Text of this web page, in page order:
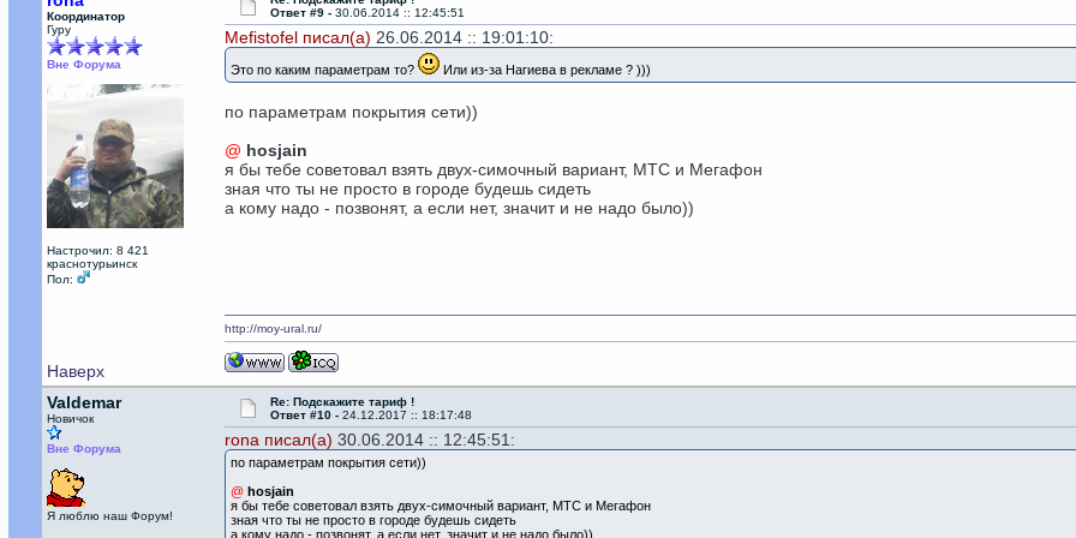
Координатор
Гуру
Вне Форума
Настрочил: 8 421
краснотурьинск
Пол:
Ответ #9 - 30.06.2014 :: 12:45:51
Mefistofel писал(а) 26.06.2014 :: 19:01:10:
Это по каким параметрам то? Или из-за Нагиева в рекламе ? )))
по параметрам покрытия сети))
@ hosjain
я бы тебе советовал взять двух-симочный вариант, МТС и Мегафон
зная что ты не просто в городе будешь сидеть
а кому надо - позвонят, а если нет, значит и не надо было))
Наверх
http://moy-ural.ru/
Valdemar
Новичок
Вне Форума
Я люблю наш Форум!
Re: Подскажите тариф !
Ответ #10 - 24.12.2017 :: 18:17:48
rona писал(а) 30.06.2014 :: 12:45:51:
по параметрам покрытия сети))
@ hosjain
я бы тебе советовал взять двух-симочный вариант, МТС и Мегафон
зная что ты не просто в городе будешь сидеть
а кому надо - позвонят, а если нет, значит и не надо было))